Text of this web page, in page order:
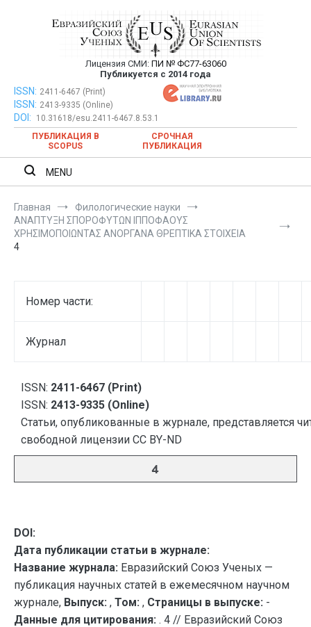
Евразийский Союз Ученых —
публикация научных статей в
ежемесячном научном журнале
Лицензия СМИ: ПИ № ФС77-63060
Публикуется с 2014 года
Евразийский Союз Ученых — публикация научных статей в
ежемесячном научном журнале
ISSN: 2411-6467 (Print)
ISSN: 2413-9335 (Online)
DOI:
10.31618/esu.2411-6467.8.53.1
ПУБЛИКАЦИЯ В
SCOPUS
СРОЧНАЯ
ПУБЛИКАЦИЯ
MENU
Главная
Филологические науки
ΑΝΑΠΤΥΞΗ ΣΠΟΡΟΦΥΤΩΝ ΙΠΠΟΦΑΟΥΣ
ΧΡΗΣΙΜΟΠΟΙΩΝΤΑΣ ΑΝΟΡΓΑΝΑ ΘΡΕΠΤΙΚΑ ΣΤΟΙΧΕΙΑ
4
Номер части:
Журнал
ISSN: 2411-6467 (Print)
ISSN: 2413-9335 (Online)
Статьи, опубликованные в журнале, представляется
свободной лицензии CC BY-ND
4
DOI:
Дата публикации статьи в журнале:
Название журнала: Евразийский Союз Ученых —
публикация научных статей в ежемесячном научном
журнале, Выпуск: , Том: , Страницы в выпуске: -
Данные для цитирования: . 4 // Евразийский Союз